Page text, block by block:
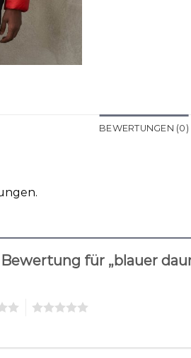
BEWERTUNGEN (0)
für „blauer